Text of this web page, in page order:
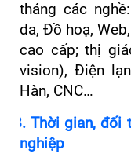
tháng các
da, Đồ hoạ,
cao cấp; thị
vision), Điện
Hàn, CNC…
B. Thời gian,
nghiệp